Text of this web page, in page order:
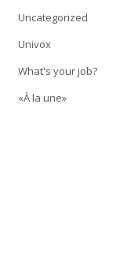
Uncategorized
Univox
What's your job?
«À la une»